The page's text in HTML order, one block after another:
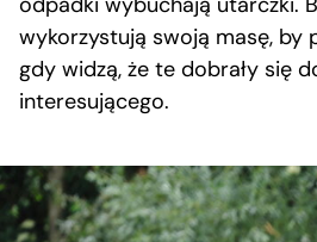
wykorzystują swoją masę, by
gdy widzą, że te dobrały się
interesującego.